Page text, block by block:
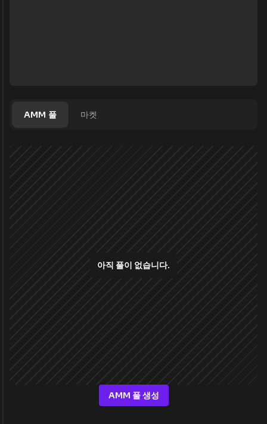
AMM 풀 마켓
아직 풀이 없습니다.
AMM 풀 생성